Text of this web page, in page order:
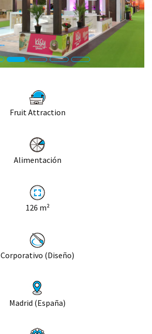
Fruit Attraction
Alimentación
126 m²
Corporativo (Diseño)
Madrid (España)